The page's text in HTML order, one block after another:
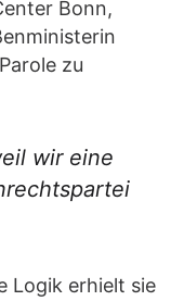
Bonn,
zu
wir eine
Logik erhielt sie